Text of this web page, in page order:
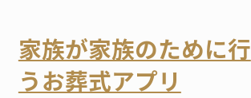
家族が家族のために行
うお葬式アプリ